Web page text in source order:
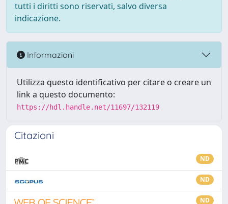
tutti i diritti sono riservati, salvo diversa
indicazione.
Informazioni
Utilizza questo identificativo per citare o creare un
link a questo documento:
https://hdl.handle.net/11697/132119
Citazioni
ND
ND
ND